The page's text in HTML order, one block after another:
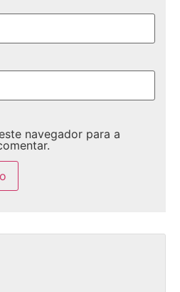
navegador para a